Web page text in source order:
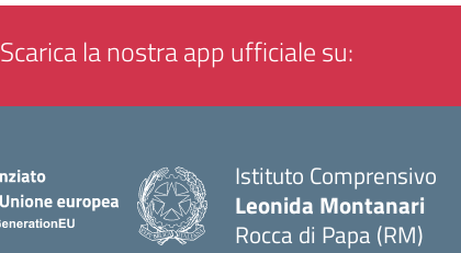
Scarica la nostra app ufficiale su:
Istituto Comprensivo
Leonida Montanari
Rocca di Papa (RM)